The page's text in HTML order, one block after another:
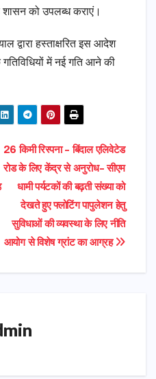
को उपलब्ध कराएं।
द्वारा हस्ताक्षरित इस आदेश
में नई गति आने की
26 किमी रिस्पना – बिंदाल एलिवेटेड
रोड के लिए केंद्र से अनुरोध- सीएम
धामी पर्यटकों की बढ़ती संख्या को
देखते हुए फ्लोटिंग पापुलेशन हेतु
सुविधाओं की व्यवस्था के लिए नीति
आयोग से विशेष ग्रांट का आग्रह